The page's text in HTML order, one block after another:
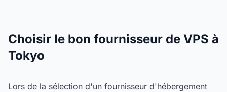
Choisir le bon fournisseur de VPS à
Tokyo
Lors de la sélection d'un fournisseur d'hébergement